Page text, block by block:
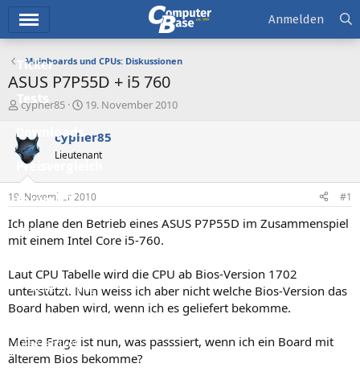
Ticker
Tests
Downloads
Preisvergleich
Forum
Aktuelles
Neue Beiträge
Neueste Aktivitäten
Leserartikel
Anmelden
Mainboards und CPUs: Diskussionen
ASUS P7P55D + i5 760
E
t
e
e
r
cypher85
E
s
e
l
t
a
m
19. November 2010
cypher85
Lieutenant
19. November 2010 #1
Ich plane den Betrieb eines ASUS P7P55D im Zusammenspiel
mit einem Intel Core i5-760.
Laut CPU Tabelle wird die CPU ab Bios-Version 1702
unterstützt. Nun weiss ich aber nicht welche Bios-Version das
Board haben wird, wenn ich es geliefert bekomme.
Meine Frage ist nun, was passsiert, wenn ich ein Board mit
älterem Bios bekomme?